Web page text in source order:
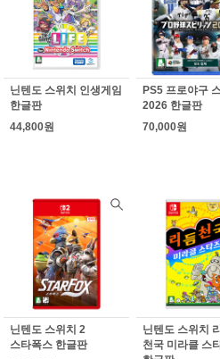
닌텐도 스위치 인생게임
한글판
44,800원
PS5 프로야구
2026 한글판
70,000원
닌텐도 스위치 2
스타폭스 한글판
닌텐도 스위치
천국 미라클 스